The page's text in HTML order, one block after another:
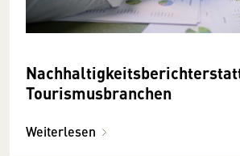
Tourismusbranchen
Weiterlesen